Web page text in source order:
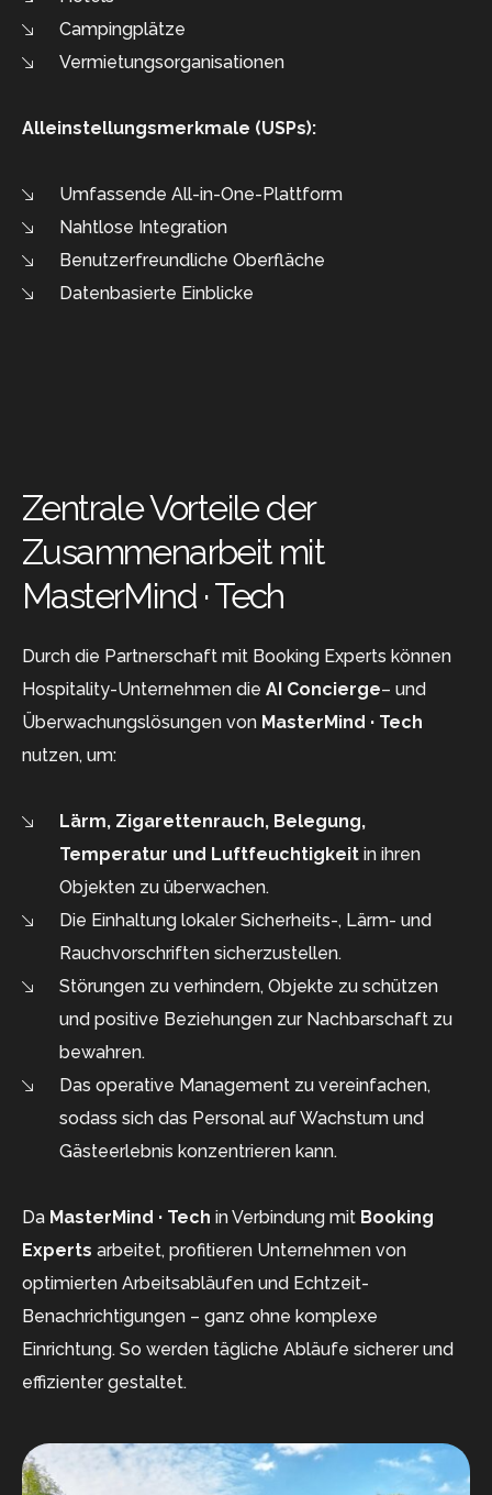
Campingplätze
Vermietungsorganisationen
Alleinstellungsmerkmale (USPs):
Umfassende All-in-One-Plattform
Nahtlose Integration
Benutzerfreundliche Oberfläche
Datenbasierte Einblicke
Zentrale Vorteile der
Zusammenarbeit mit
MasterMind · Tech
Durch die Partnerschaft mit Booking Experts können
Hospitality-Unternehmen die AI Concierge– und
Überwachungslösungen von MasterMind · Tech
nutzen, um:
Lärm, Zigarettenrauch, Belegung,
Temperatur und Luftfeuchtigkeit in ihren
Objekten zu überwachen.
Die Einhaltung lokaler Sicherheits-, Lärm- und
Rauchvorschriften sicherzustellen.
Störungen zu verhindern, Objekte zu schützen
und positive Beziehungen zur Nachbarschaft zu
bewahren.
Das operative Management zu vereinfachen,
sodass sich das Personal auf Wachstum und
Gästeerlebnis konzentrieren kann.
Da MasterMind · Tech in Verbindung mit Booking
Experts arbeitet, profitieren Unternehmen von
optimierten Arbeitsabläufen und Echtzeit-
Benachrichtigungen – ganz ohne komplexe
Einrichtung. So werden tägliche Abläufe sicherer und
effizienter gestaltet.